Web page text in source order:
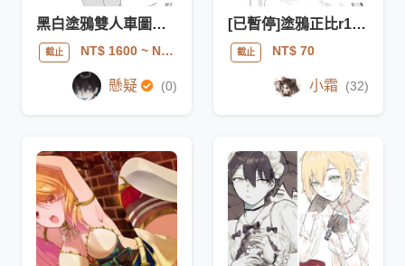
黑白塗鴉雙人車圖驚喜包
截止 NT$ 1600~ NT$ 2100
懸疑 (0)
[已暫停]塗鴉正比r18黑白驚喜包
截止 NT$ 70
小霜 (32)